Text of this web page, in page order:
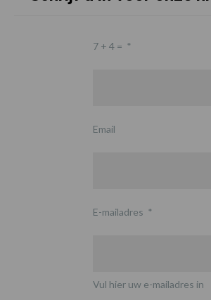
7 + 4 = *
Email
E-mailadres *
Vul hier uw e-mailadres in